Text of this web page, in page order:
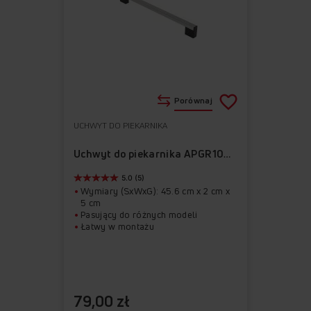
UCHWYT DO PIEKARNIKA
Uchwyt do piekarnika APGR1004
5.0 (5)
Wymiary (SxWxG): 45.6 cm x 2 cm x
5 cm
Pasujący do różnych modeli
Łatwy w montażu
79,00 zł
Porównaj